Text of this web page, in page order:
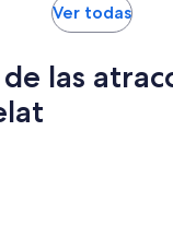
Ver todasSe
una
las